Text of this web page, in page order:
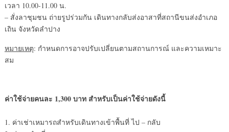
เวลา 10.00-11.00 น.
– สั่งลาชุมชน ถ่ายรูปร่วมกัน เดินทางกลับส่งอาสาที่สถานีขนส่งอำเภอ
เถิน จังหวัดลำปาง
หมายเหตุ: กำหนดการอาจปรับเปลี่ยนตามสถานการณ์ และความเหมาะ
สม
ค่าใช้จ่ายคนละ 1,300 บาท สำหรับเป็นค่าใช้จ่ายดังนี้
1. ค่าเช่าเหมารถสำหรับเดินทางเข้าพื้นที่ ไป – กลับ